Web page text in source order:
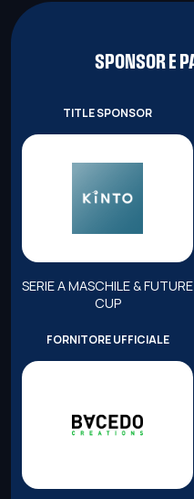
SPONSOR E
TITLE SPONSOR
SERIE A MASCHILE & FUTURE
CUP
FORNITORE UFFICIALE